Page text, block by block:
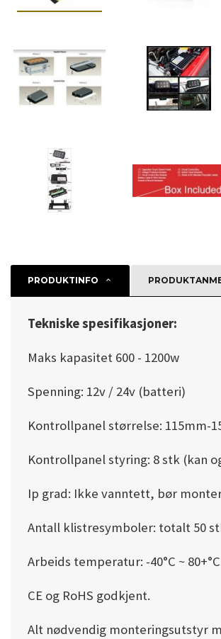
PRODUKTINFO
Tekniske spesifikasjoner:
Maks kapasitet 600 - 1200w
Spenning: 12v / 24v (batteri)
Kontrollpanel størrelse: 115mm-
Kontrollpanel styring: 8 stk (kan
Ip grad: Ikke vanntett, bør
Antall klistresymboler: totalt 50
Arbeids temperatur: -40°C ~ 80+°C
CE og RoHS godkjent.
Alt nødvendig monteringsutstyr